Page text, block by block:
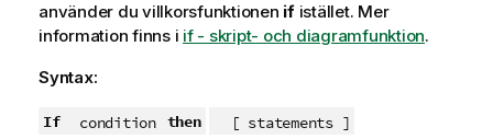
använder du villkorsfunktionen ifistället. Mer
information finns i if - skript- och diagramfunktion.
Syntax:
If condition then [ statements ]